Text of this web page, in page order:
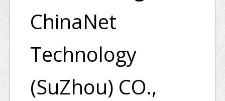
ChinaNet
Technology
(SuZhou) CO.,